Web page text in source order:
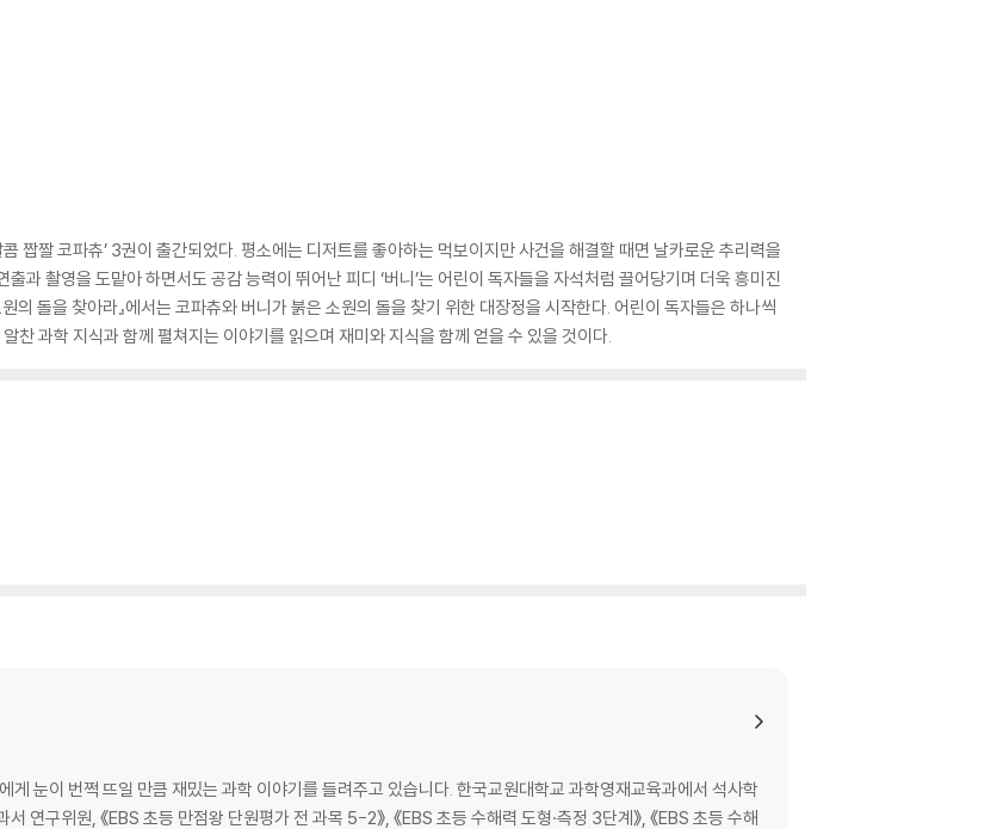
짭짤 코파츄’ 3권이 출간되었다. 평소에는 디저트를 좋아하는 먹보이지만 사건을 해결할 때면 날카로운 추리력을
과 촬영을 도맡아 하면서도 공감 능력이 뛰어난 피디 ‘버니’는 어린이 독자들을 자석처럼 끌어당기며 더욱 흥미진
의 돌을 찾아라』에서는 코파츄와 버니가 붉은 소원의 돌을 찾기 위한 대장정을 시작한다. 어린이 독자들은 하나씩
찬 과학 지식과 함께 펼쳐지는 이야기를 읽으며 재미와 지식을 함께 얻을 수 있을 것이다.
게 눈이 번쩍 뜨일 만큼 재밌는 과학 이야기를 들려주고 있습니다. 한국교원대학교 과학영재교육과에서 석사학
연구위원, 《EBS 초등 만점왕 단원평가 전 과목 5-2》, 《EBS 초등 수해력 도형·측정 3단계》, 《EBS 초등 수해